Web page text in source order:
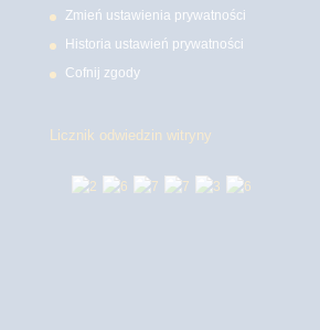
Zmień ustawienia prywatności
Historia ustawień prywatności
Cofnij zgody
Licznik odwiedzin witryny